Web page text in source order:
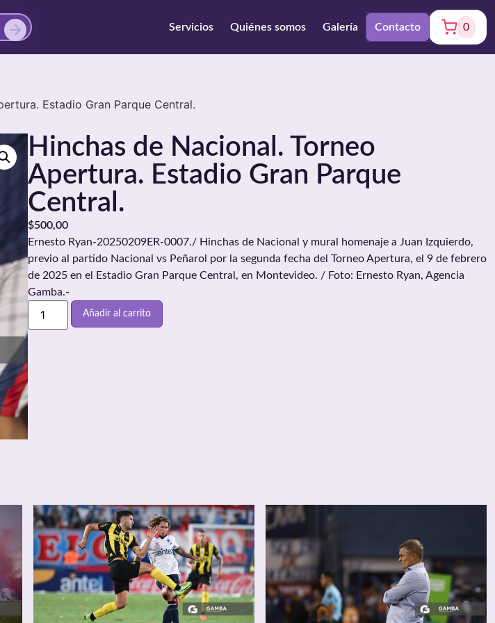
Servicios Quiénes somos Galería Contacto 0
Estadio Gran Parque Central.
Hinchas de Nacional. Torneo
Apertura. Estadio Gran Parque
Central.
$500,00
Ernesto Ryan-20250209ER-0007./ Hinchas de Nacional y mural homenaje a Juan Izquierdo,
previo al partido Nacional vs Peñarol por la segunda fecha del Torneo Apertura, el 9 de febrero
de 2025 en el Estadio Gran Parque Central, en Montevideo. / Foto: Ernesto Ryan, Agencia
Gamba.-
Añadir al carrito